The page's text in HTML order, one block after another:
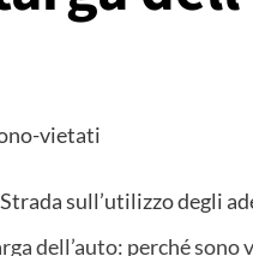
sull’utilizzo degli
dell’auto: perché sono